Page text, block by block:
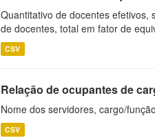
Quantitativo de docentes efetivos,
de docentes, total em fator de
CSV
Relação de ocupantes de
Nome dos servidores, cargo/
CSV